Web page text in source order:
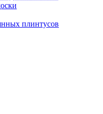
плинтусов